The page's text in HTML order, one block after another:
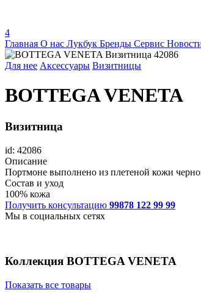
4
Главная О нас Лукбук Бренды Сервис
Для нее Аксессуары Визитницы
BOTTEGA VENETA
Визитница
id: 42086
Описание
Портмоне выполнено из плетеной кожи
Состав и уход
100% кожа
Получить консультацию 99878 122 99 99
Мы в социальных сетях
Коллекция BOTTEGA VENETA
Показать все товары